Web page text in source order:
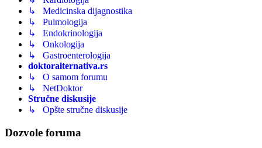
↳ Medicinska dijagnostika
↳ Pulmologija
↳ Endokrinologija
↳ Onkologija
↳ Gastroenterologija
doktoralternativa.rs
↳ O samom forumu
↳ NetDoktor
Stručne diskusije
↳ Opšte stručne diskusije
Dozvole foruma